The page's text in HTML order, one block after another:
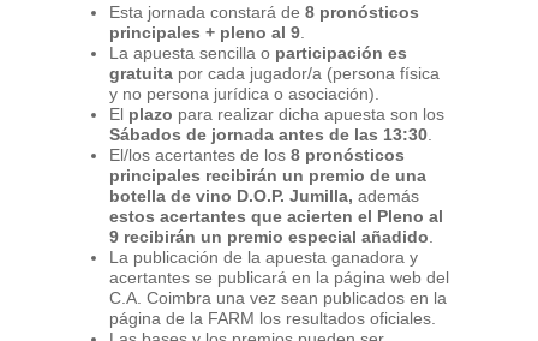
Esta jornada constará de 8 pronósticos
principales + pleno al 9
La apuesta sencilla o participación es
gratuita por cada jugador/a (persona física
y no persona jurídica o asociación).
El plazo para realizar dicha apuesta son los
Sábados de jornada antes de las 13:30
El/los acertantes de los 8 pronósticos
principales recibirán un premio de una
botella de vino D.O.P. Jumilla, además
estos acertantes que acierten el Pleno al
9 recibirán un premio especial añadido
La publicación de la apuesta ganadora y
acertantes se publicará en la página web del
C.A. Coimbra una vez sean publicados en la
página de la FARM los resultados oficiales.